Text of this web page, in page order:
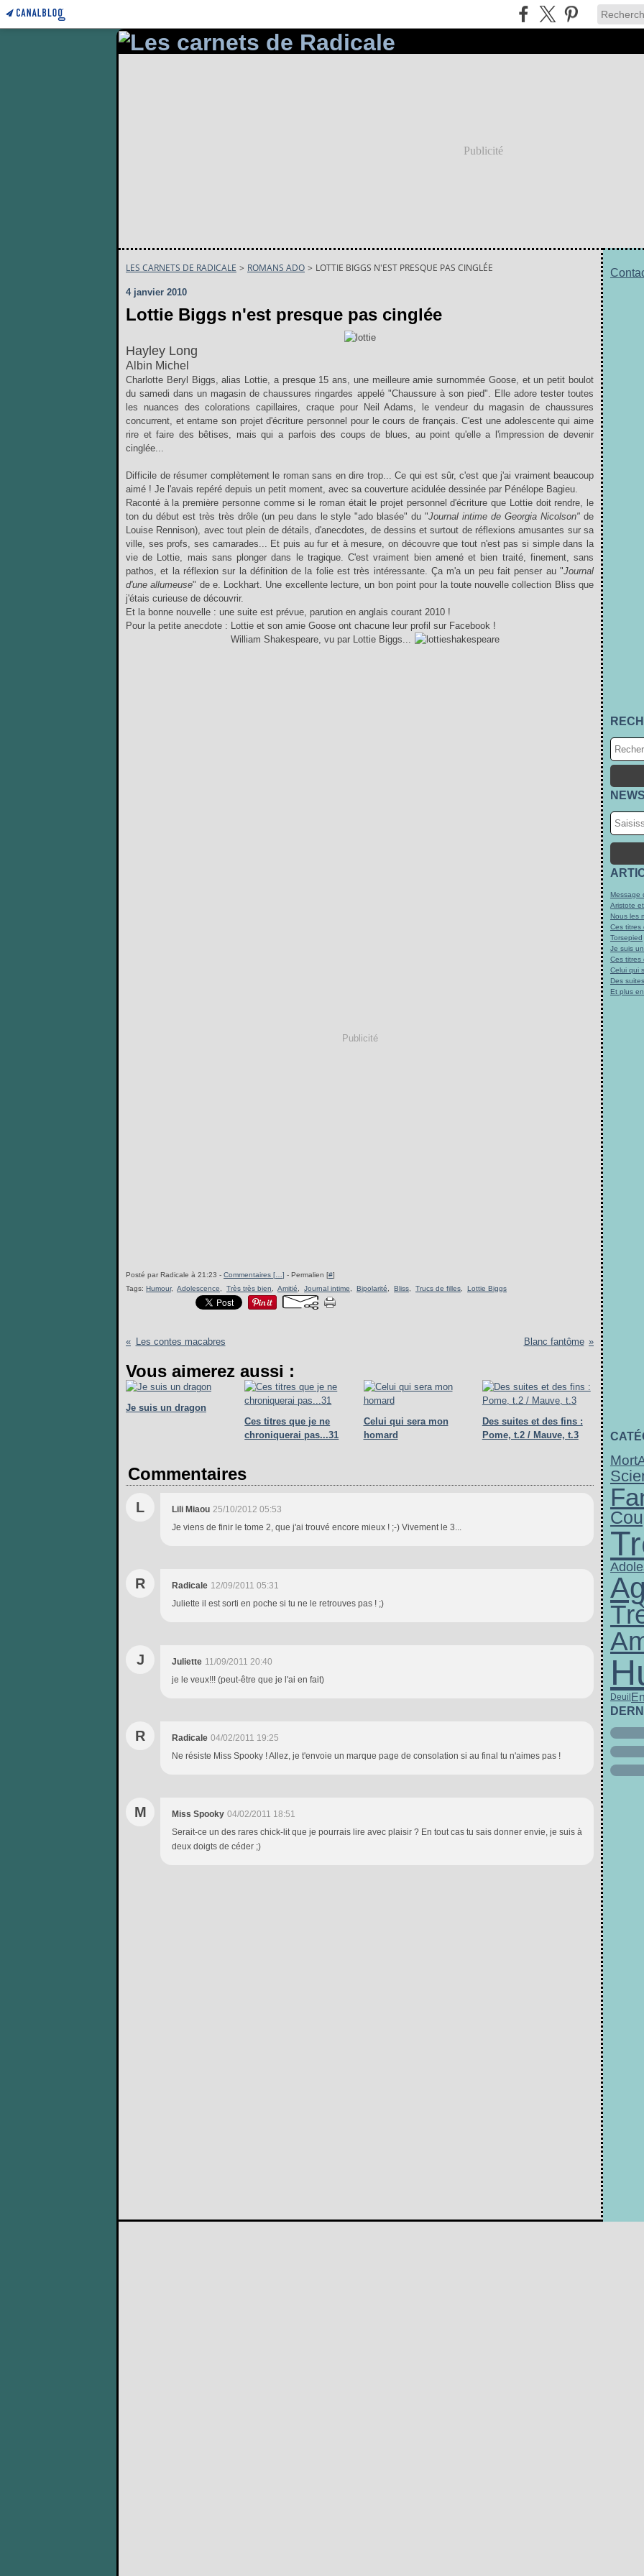
Publicité
LES CARNETS DE RADICALE > ROMANS ADO > LOTTIE BIGGS N'EST PRESQUE PAS CINGLÉE
4 janvier 2010
Lottie Biggs n'est presque pas cinglée
Hayley Long
Albin Michel
Charlotte Beryl Biggs, alias Lottie, a presque 15 ans, une meilleure amie surnommée Goose, et un petit boulot
du samedi dans un magasin de chaussures ringardes appelé "Chaussure à son pied". Elle adore tester toutes
les nuances des colorations capillaires, craque pour Neil Adams, le vendeur du magasin de chaussures
concurrent, et entame son projet d'écriture personnel pour le cours de français. C'est une adolescente qui aime
rire et faire des bêtises, mais qui a parfois des coups de blues, au point qu'elle a l'impression de devenir
cinglée...
Difficile de résumer complètement le roman sans en dire trop... Ce qui est sûr, c'est que j'ai vraiment beaucoup
aimé ! Je l'avais repéré depuis un petit moment, avec sa couverture acidulée dessinée par Pénélope Bagieu.
Raconté à la première personne comme si le roman était le projet personnel d'écriture que Lottie doit rendre, le
ton du début est très très drôle (un peu dans le style "ado blasée" du "Journal intime de Georgia Nicolson" de
Louise Rennison), avec tout plein de détails, d'anecdotes, de dessins et surtout de réflexions amusantes sur sa
ville, ses profs, ses camarades... Et puis au fur et à mesure, on découvre que tout n'est pas si simple dans la
vie de Lottie, mais sans plonger dans le tragique. C'est vraiment bien amené et bien traité, finement, sans
pathos, et la réflexion sur la définition de la folie est très intéressante. Ça m'a un peu fait penser au "Journal
d'une allumeuse" de e. Lockhart. Une excellente lecture, un bon point pour la toute nouvelle collection Blissque
j'étais curieuse de découvrir.
Et la bonne nouvelle : une suite est prévue, parution en anglais courant 2010 !
Pour la petite anecdote : Lottie et son amie Goose ont chacune leur profil sur Facebook !
William Shakespeare, vu par Lottie Biggs...
Publicité
Posté par Radicale à 21:23 - Commentaires [ ] - Permalien [#]
Tags: Humour, Adolescence Très très bien Amitié Journal intime Bipolarité Bliss Trucs de filles Lottie Biggs
Les contes macabres Blanc fantôme
Vous aimerez aussi :
Je suis un dragon
Ces titres que je ne
chroniquerai pas...31
Celui qui sera mon
homard
Des suites et des fins :
Pome, t.2 / Mauve, t.3
Commentaires
L Lili Miaou 25/10/2012 05:53
Je viens de finir le tome 2, que j'ai trouvé encore mieux ! ;-) Vivement le 3...
R Radicale 12/09/2011 05:31
Juliette il est sorti en poche si tu ne le retrouves pas ! ;)
J Juliette 11/09/2011 20:40
je le veux!!! (peut-être que je l'ai en fait)
R Radicale 04/02/2011 19:25
Ne résiste Miss Spooky ! Allez, je t'envoie un marque page de consolation si au final tu n'aimes pas !
M Miss Spooky 04/02/2011 18:51
Serait-ce un des rares chick-lit que je pourrais lire avec plaisir ? En tout cas tu sais donner envie, je suis à
deux doigts de céder ;)
Message
Aristote
Nous les
Ces titres
Torsepied
Je suis
Ces titres
Celui qui
Des
Et plus
Mort
Deuil